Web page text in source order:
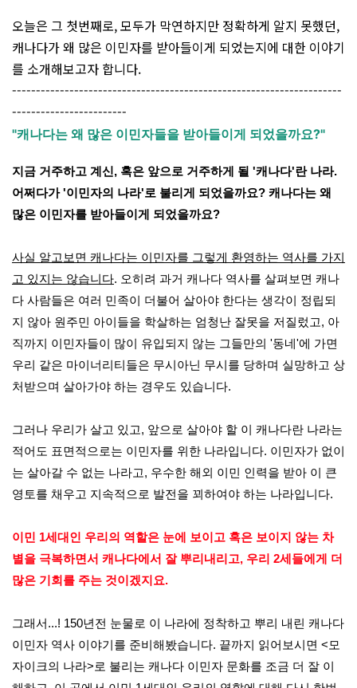
오늘은 그 첫번째로, 모두가 막연하지만 정확하게 알지 못했던,
캐나다가 왜 많은 이민자를 받아들이게 되었는지에 대한 이야기
를 소개해보고자 합니다.
---------------------------------------------------------------------
------------------------
"캐나다는 왜 많은 이민자들을 받아들이게 되었을까요?"
지금 거주하고 계신, 혹은 앞으로 거주하게 될 '캐나다'란 나라.
어쩌다가 '이민자의 나라'로 불리게 되었을까요? 캐나다는 왜
많은 이민자를 받아들이게 되었을까요?
사실 알고보면 캐나다는 이민자를 그렇게 환영하는 역사를 가지
고 있지는 않습니다. 오히려 과거 캐나다 역사를 살펴보면 캐나
다 사람들은 여러 민족이 더불어 살아야 한다는 생각이 정립되
지 않아 원주민 아이들을 학살하는 엄청난 잘못을 저질렀고, 아
직까지 이민자들이 많이 유입되지 않는 그들만의 '동네'에 가면
우리 같은 마이너리티들은 무시아닌 무시를 당하며 실망하고 상
처받으며 살아가야 하는 경우도 있습니다.
그러나 우리가 살고 있고, 앞으로 살아야 할 이 캐나다란 나라는
적어도 표면적으로는 이민자를 위한 나라입니다. 이민자가 없이
는 살아갈 수 없는 나라고, 우수한 해외 이민 인력을 받아 이 큰
영토를 채우고 지속적으로 발전을 꾀하여야 하는 나라입니다.
이민 1세대인 우리의 역할은 눈에 보이고 혹은 보이지 않는 차
별을 극복하면서 캐나다에서 잘 뿌리내리고, 우리 2세들에게 더
많은 기회를 주는 것이겠지요.
그래서...! 150년전 눈물로 이 나라에 정착하고 뿌리 내린 캐나다
이민자 역사 이야기를 준비해봤습니다. 끝까지 읽어보시면 <모
자이크의 나라>로 불리는 캐나다 이민자 문화를 조금 더 잘 이